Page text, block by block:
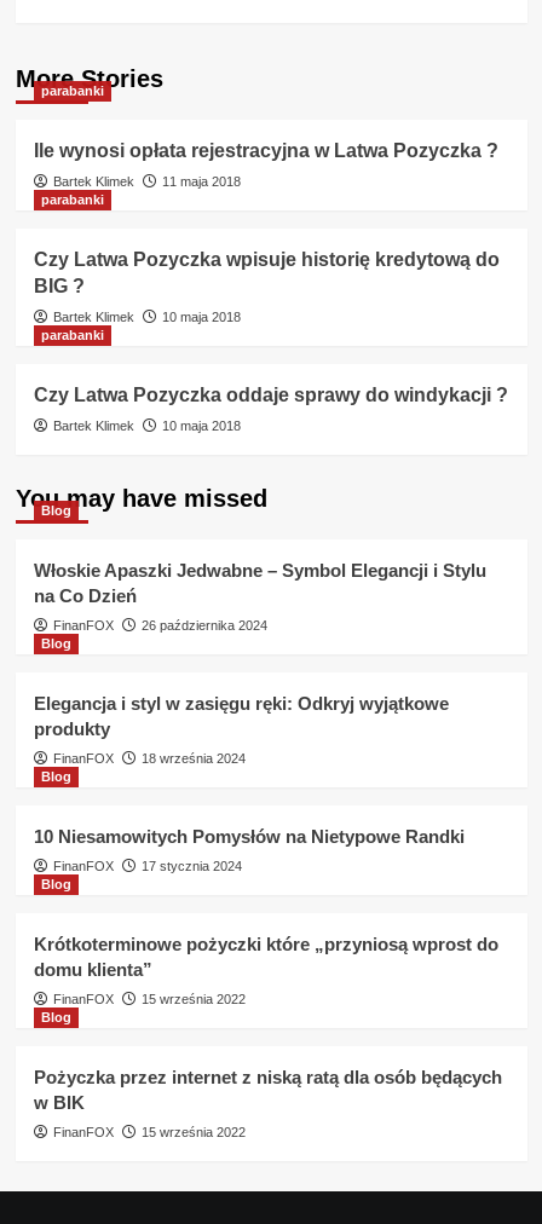
More Stories
parabanki
Ile wynosi opłata rejestracyjna w Latwa Pozyczka ?
Bartek Klimek
11 maja 2018
parabanki
Czy Latwa Pozyczka wpisuje historię kredytową do
BIG ?
Bartek Klimek
10 maja 2018
parabanki
Czy Latwa Pozyczka oddaje sprawy do windykacji ?
Bartek Klimek 10 maja 2018
You may have missed
Blog
Włoskie Apaszki Jedwabne – Symbol Elegancji i Stylu
na Co Dzień
FinanFOX
26 października 2024
Blog
Elegancja i styl w zasięgu ręki: Odkryj wyjątkowe
produkty
FinanFOX
18 września 2024
Blog
10 Niesamowitych Pomysłów na Nietypowe Randki
FinanFOX
17 stycznia 2024
Blog
Krótkoterminowe pożyczki które „przyniosą wprost do
domu klienta”
FinanFOX
15 września 2022
Blog
Pożyczka przez internet z niską ratą dla osób będących
w BIK
FinanFOX 15 września 2022